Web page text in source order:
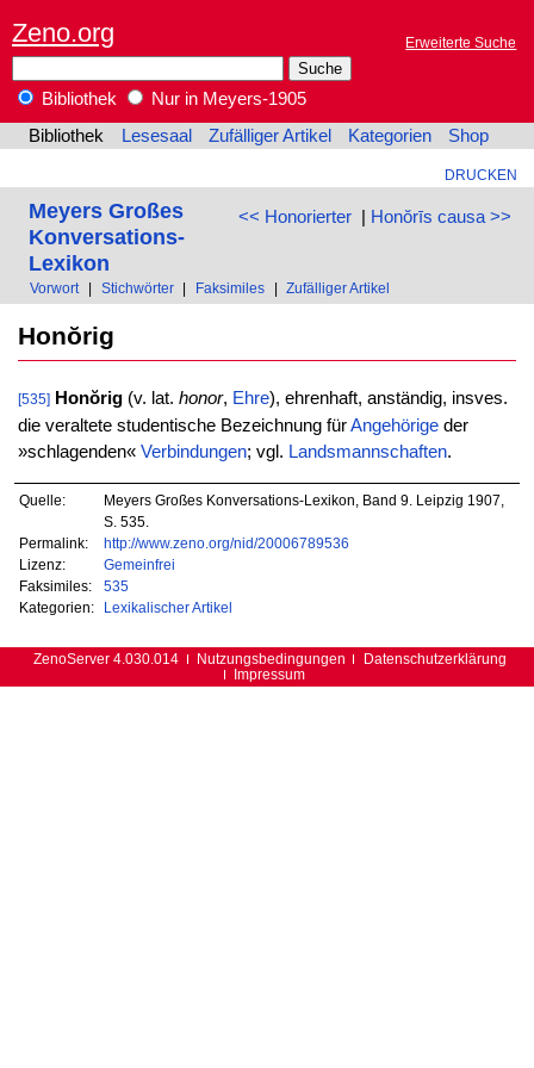
Zeno.org Erweiterte Suche
Bibliothek
Nur in Meyers-1905
Bibliothek
Lesesaal Zufälliger Artikel Kategorien Shop
DRUCKEN
<< Honorierter| Honŏrīs causa >>
Meyers Großes
Konversations-
Lexikon
Vorwort Stichwörter Faksimiles Zufälliger Artikel
Honŏrig
[535] Honŏrig(v. lat. honor, Ehre), ehrenhaft, anständig, insves.
die veraltete studentische Bezeichnung fürAngehörigeder
»schlagenden« Verbindungen; vgl. Landsmannschaften.
Quelle:
Meyers Großes Konversations-Lexikon, Band 9. Leipzig 1907,
S. 535.
Permalink:
http://www.zeno.org/nid/20006789536
Lizenz:
Gemeinfrei
Faksimiles:
535
Kategorien:
Lexikalischer Artikel
ZenoServer 4.030.014 Nutzungsbedingungen
Datenschutzerklärung
Impressum